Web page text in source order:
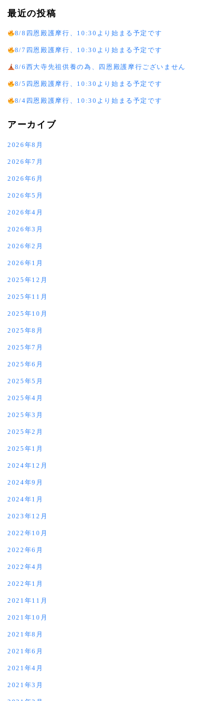
最近の投稿
8/8四恩殿護摩行、10:30より始まる予定です
8/7四恩殿護摩行、10:30より始まる予定です
8/6西大寺先祖供養の為、四恩殿護摩行ございません
8/5四恩殿護摩行、10:30より始まる予定です
8/4四恩殿護摩行、10:30より始まる予定です
アーカイブ
2026年8月
2026年7月
2026年6月
2026年5月
2026年4月
2026年3月
2026年2月
2026年1月
2025年12月
2025年11月
2025年10月
2025年8月
2025年7月
2025年6月
2025年5月
2025年4月
2025年3月
2025年2月
2025年1月
2024年12月
2024年9月
2024年1月
2023年12月
2022年10月
2022年6月
2022年4月
2022年1月
2021年11月
2021年10月
2021年8月
2021年6月
2021年4月
2021年3月